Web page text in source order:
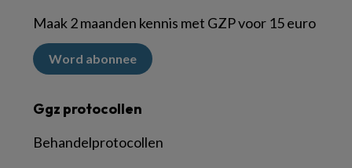
Maak 2 maanden kennis met GZP voor 15 euro
Word abonnee
Ggz protocollen
Behandelprotocollen